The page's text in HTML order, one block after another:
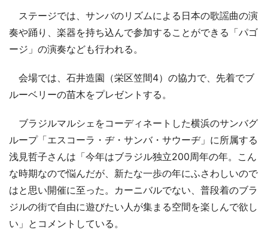
ステージでは、サンバのリズムによる日本の歌謡曲の演
奏や踊り、楽器を持ち込んで参加することができる「パゴ
ージ」の演奏なども行われる。
会場では、石井造園（栄区笠間4）の協力で、先着でブ
ルーベリーの苗木をプレゼントする。
ブラジルマルシェをコーディネートした横浜のサンバグ
ループ「エスコーラ・ヂ・サンバ・サウーヂ」に所属する
浅見哲子さんは「今年はブラジル独立200周年の年。こん
な時期なので悩んだが、新たな一歩の年にふさわしいので
はと思い開催に至った。カーニバルでない、普段着のブラ
ジルの街で自由に遊びたい人が集まる空間を楽しんで欲し
い」とコメントしている。